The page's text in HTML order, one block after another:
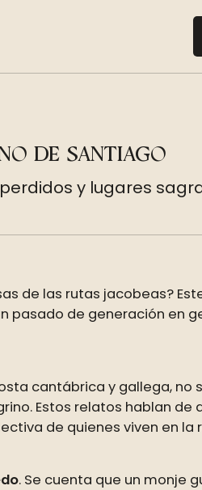
DE SANTIAGO
y lugares
de las rutas jacobeas?
pasado de generación en
cantábrica y gallega, no
Estos relatos hablan de
de quienes viven en la
. Se cuenta que un monje